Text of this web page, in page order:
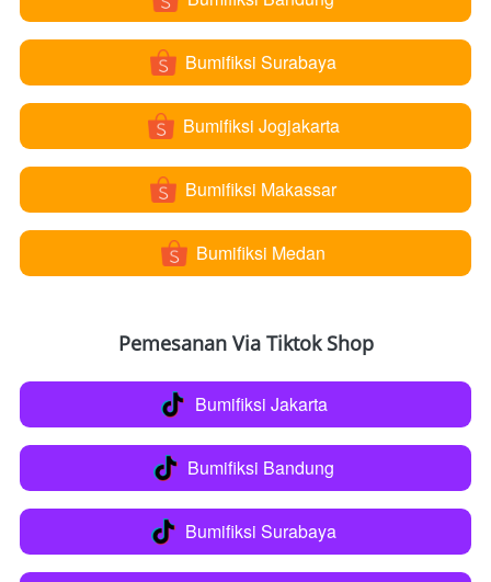
` Bumifiksi Surabaya
` Bumifiksi Jogjakarta
` Bumifiksi Makassar
` Bumifiksi Medan
Pemesanan Via Tiktok Shop
` Bumifiksi Jakarta
` Bumifiksi Bandung
` Bumifiksi Surabaya